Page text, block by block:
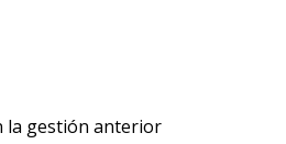
la gestión anterior